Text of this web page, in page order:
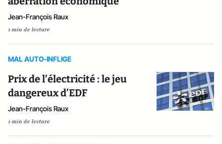
Jean-François Raux
1 min de lecture
MAL AUTO-INFLIGE
Prix de l’électricité : le jeu
dangereux d’EDF
Jean-François Raux
1 min de lecture